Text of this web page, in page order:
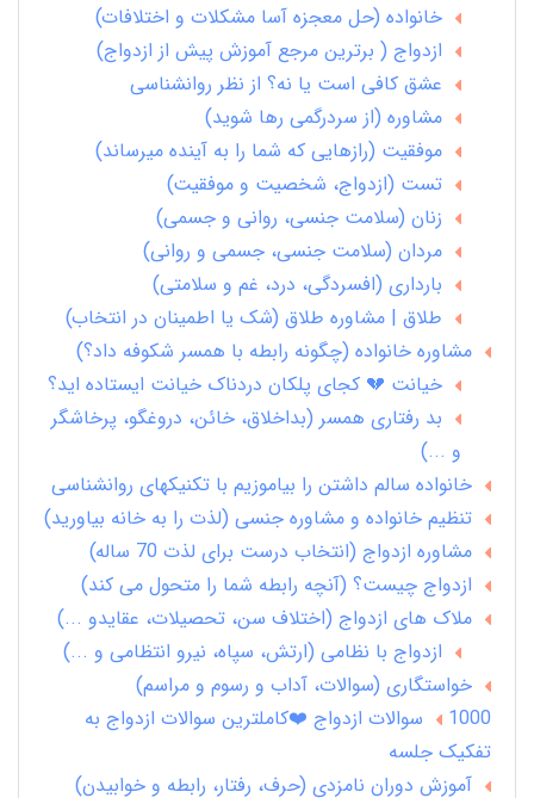
خانواده (حل معجزه آسا مشکلات و اختلافات)
ازدواج ( برترین مرجع آموزش پیش از ازدواج)
عشق کافی است یا نه؟ از نظر روانشناسی
مشاوره (از سردرگمی رها شوید)
موفقیت (رازهایی که شما را به آینده میرساند)
تست (ازدواج، شخصیت و موفقیت)
زنان (سلامت جنسی، روانی و جسمی)
مردان (سلامت جنسی، جسمی و روانی)
بارداری (افسردگی، درد، غم و سلامتی)
طلاق | مشاوره طلاق (شک یا اطمینان در انتخاب)
مشاوره خانواده (چگونه رابطه با همسر شکوفه داد؟)
خیانت 💔 کجای پلکان دردناک خیانت ایستاده اید؟
بد رفتاری همسر (بداخلاق، خائن، دروغگو، پرخاشگر
و ...)
خانواده سالم داشتن را بیاموزیم با تکنیکهای روانشناسی
تنظیم خانواده و مشاوره جنسی (لذت را به خانه بیاورید)
مشاوره ازدواج (انتخاب درست برای لذت 70 ساله)
ازدواج چیست؟ (آنچه رابطه شما را متحول می کند)
ملاک های ازدواج (اختلاف سن، تحصیلات، عقایدو ...)
ازدواج با نظامی (ارتش، سپاه، نیرو انتظامی و ...)
خواستگاری (سوالات، آداب و رسوم و مراسم)
1000 سوالات ازدواج ❤️کاملترین سوالات ازدواج به
تفکیک جلسه
آموزش دوران نامزدی (حرف، رفتار، رابطه و خوابیدن)